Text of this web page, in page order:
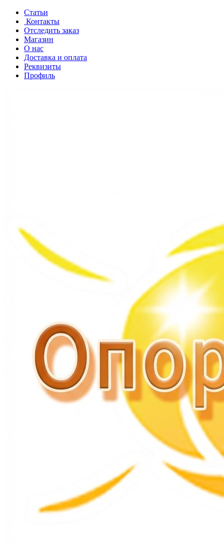
Перейти
навигации
Перейти
содержанию
Статьи
Контакты
Отследить заказ
Магазин
О нас
Доставка и оплата
Реквизиты
Профиль